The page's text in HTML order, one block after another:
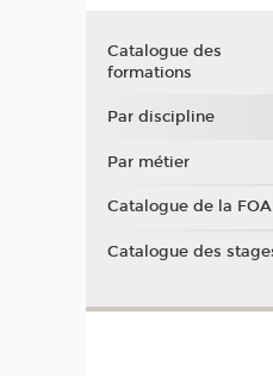
Catalogue des
formations
Par discipline
Par métier
Catalogue de la
Catalogue des